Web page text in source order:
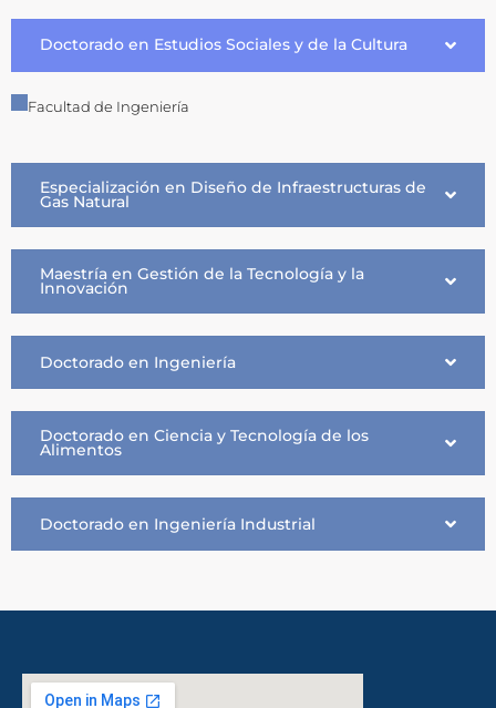
Doctorado en Estudios Sociales y de la Cultura
Facultad de Ingeniería
Especialización en Diseño de Infraestructuras de
Gas Natural
Maestría en Gestión de la Tecnología y la
Innovación
Doctorado en Ingeniería
Doctorado en Ciencia y Tecnología de los
Alimentos
Doctorado en Ingeniería Industrial